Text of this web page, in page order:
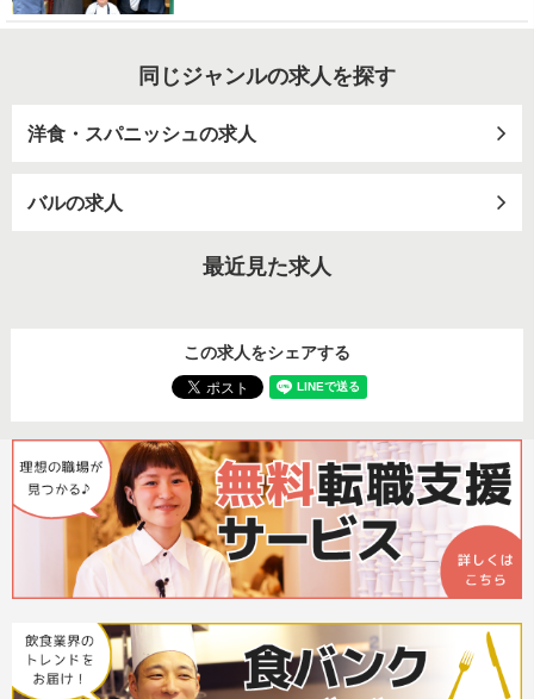
同じジャンルの求人を探す
洋食・スパニッシュの求人
バルの求人
最近見た求人
この求人をシェアする